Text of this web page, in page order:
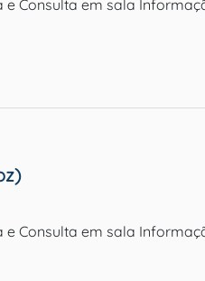
e Consulta em sala
e Consulta em sala